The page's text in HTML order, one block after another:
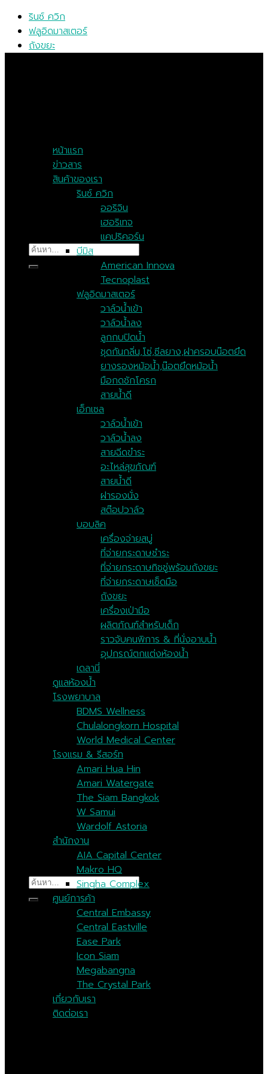
Skip
content
รินซ์ ควิก
ฟลูอิดมาสเตอร์
ถังขยะ
ค้นหา:
ค้นหา:
หน้าแรก
ข่าวสาร
สินค้าของเรา
รินซ์ ควิก
ออริจิน
เฮอริเทจ
แคปริคอร์น
บีมิส
American Innova
Tecnoplast
ฟลูอิดมาสเตอร์
วาล์วน้ำเข้า
วาล์วน้ำลง
ลูกกบปิดน้ำ
ชุดกันกลิ่น,โซ่,ซีลยาง,ฝาครอบน๊อตยึด
ยางรองหม้อน้ำ,น๊อตยึดหม้อน้ำ
มือกดชักโครก
สายน้ำดี
เอ็กเซล
วาล์วน้ำเข้า
วาล์วน้ำลง
สายฉีดขำระ
อะไหล่สุขภัณฑ์
สายน้ำดี
ฝารองนั่ง
สต๊อปวาล์ว
บอบลิค
เครื่องจ่ายสบู่
ที่จ่ายกระดาษชำระ
ที่จ่ายกระดาษทิชชู่พร้อมถังขยะ
ที่จ่ายกระดาษเช็ดมือ
ถังขยะ
เครื่องเป่ามือ
ผลิตภัณฑ์สำหรับเด็ก
ราวจับคนพิการ & ที่นั่งอาบน้ำ
อุปกรณ์ตกแต่งห้องน้ำ
เดลานี่
ดูแลห้องน้ำ
โรงพยาบาล
BDMS Wellness
Chulalongkorn Hospital
World Medical Center
โรงแรม & รีสอร์ท
Amari Hua Hin
Amari Watergate
The Siam Bangkok
W Samui
Wardolf Astoria
สำนักงาน
AIA Capital Center
Makro HQ
Singha Complex
ศูนย์การค้า
Central Embassy
Central Eastville
Ease Park
Icon Siam
Megabangna
The Crystal Park
เกี่ยวกับเรา
ติดต่อเรา